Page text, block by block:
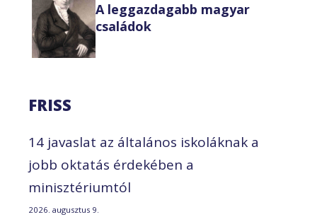
A leggazdagabb magyar
családok
FRISS
14 javaslat az általános iskoláknak a
jobb oktatás érdekében a
minisztériumtól
2026. augusztus 9.